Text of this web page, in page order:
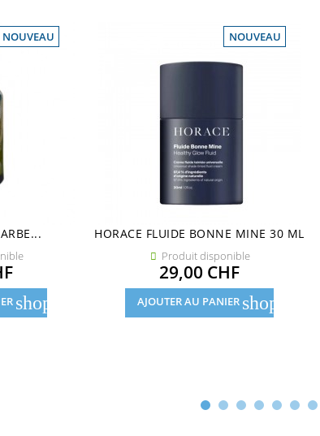
shopping_cart
NOUVEAU
HORACE FLUIDE BONNE MINE 30 ML
 Produit disponible
Prix
29,00 CHF
AJOUTER AU PANIER
NOUVEAU